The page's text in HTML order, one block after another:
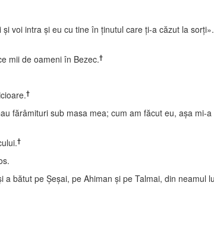
voi intra şi eu cu tine în ţinutul care ţi-a căzut la
mii de oameni în Bezec.†
†
fărâmituri sub masa mea; cum am făcut eu, aşa mi-a
†
bătut pe Şeşai, pe Ahiman şi pe Talmai, din neamul